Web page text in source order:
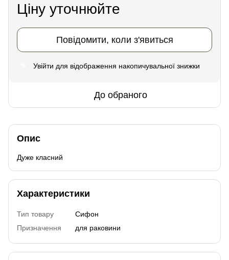
Ціну уточнюйте
Повідомити, коли з'явиться
Увійти для відображення накопичувальної знижки
До обраного
Опис
Дуже класний
Характеристики
Тип товару
Сифон
Призначення
для раковини